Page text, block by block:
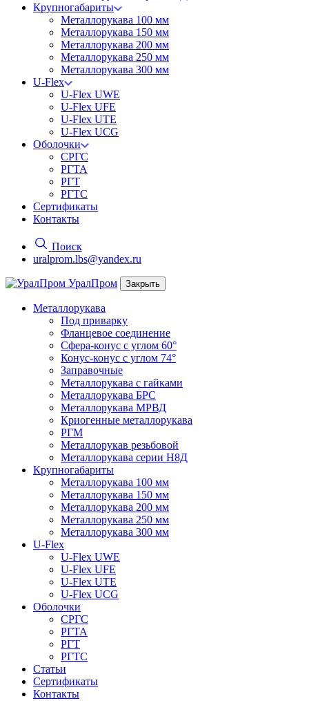
Крупногабариты
Металлорукава 100 мм
Металлорукава 150 мм
Металлорукава 200 мм
Металлорукава 250 мм
Металлорукава 300 мм
U-Flex
U-Flex UWE
U-Flex UFE
U-Flex UTE
U-Flex UCG
Оболочки
СРГС
РГТА
РГТ
РГТС
Сертификаты
Контакты
Поиск
uralprom.lbs@yandex.ru
УралПром Закрыть
Металлорукава
Под приварку
Фланцевое соединение
Сфера-конус с углом 60°
Конус-конус с углом 74°
Заправочные
Металлорукава с гайками
Металлорукава БРС
Металлорукава МРВД
Криогенные металлорукава
РГМ
Металлорукав резьбовой
Металлорукава серии Н8Д
Крупногабариты
Металлорукава 100 мм
Металлорукава 150 мм
Металлорукава 200 мм
Металлорукава 250 мм
Металлорукава 300 мм
U-Flex
U-Flex UWE
U-Flex UFE
U-Flex UTE
U-Flex UCG
Оболочки
СРГС
РГТА
РГТ
РГТС
Статьи
Сертификаты
Контакты